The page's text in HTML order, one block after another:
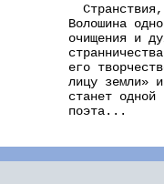
Волошина
очищения и
его
лицу земли»
станет одной
поэта...